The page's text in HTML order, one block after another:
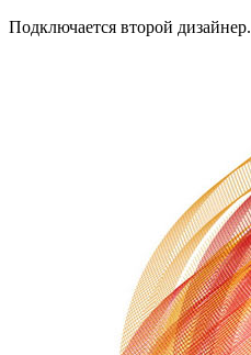
Подключается второй дизайнер.